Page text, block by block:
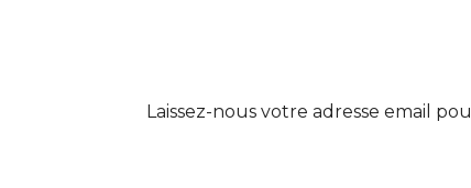
Laissez-nous votre adresse email